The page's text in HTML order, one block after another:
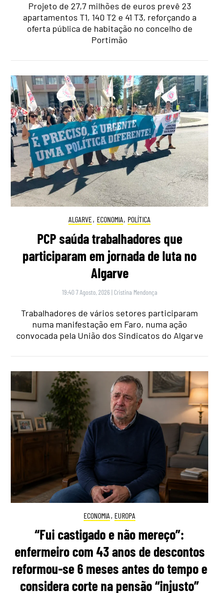
Projeto de 27,7 milhões de euros prevê 23
apartamentos T1, 140 T2 e 41 T3, reforçando a
oferta pública de habitação no concelho de
Portimão
ALGARVE, ECONOMIA, POLÍTICA
PCP saúda trabalhadores que
participaram em jornada de luta no
Algarve
19:40 7 Agosto, 2026 | Cristina Mendonça
Trabalhadores de vários setores participaram
numa manifestação em Faro, numa ação
convocada pela União dos Sindicatos do Algarve
ECONOMIA , EUROPA
“Fui castigado e não mereço”:
enfermeiro com 43 anos de descontos
reformou-se 6 meses antes do tempo e
considera corte na pensão “injusto”